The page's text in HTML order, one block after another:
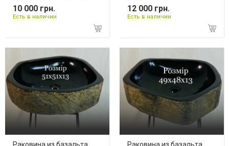
10 000 грн.
Есть в наличии
12 000 грн.
Есть в наличии